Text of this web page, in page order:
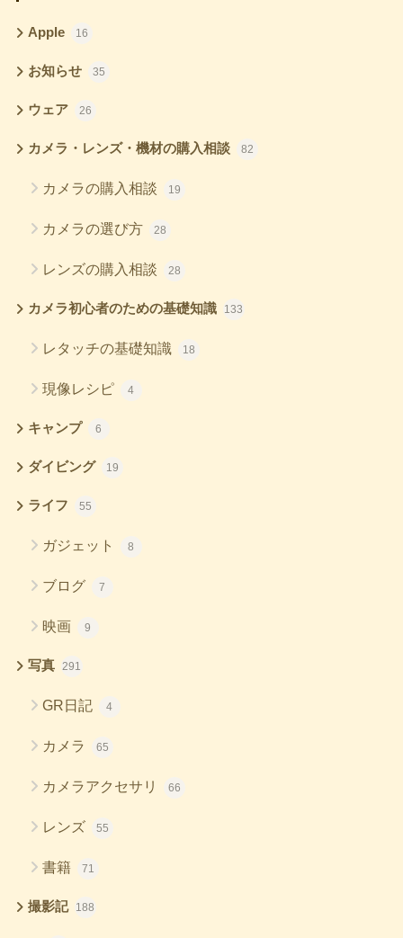
Apple 16
お知らせ 35
ウェア 26
カメラ・レンズ・機材の購入相談 82
カメラの購入相談 19
カメラの選び方 28
レンズの購入相談 28
カメラ初心者のための基礎知識 133
レタッチの基礎知識 18
現像レシピ 4
キャンプ 6
ダイビング 19
ライフ 55
ガジェット 8
ブログ 7
映画 9
写真 291
GR日記 4
カメラ 65
カメラアクセサリ 66
レンズ 55
書籍 71
撮影記 188